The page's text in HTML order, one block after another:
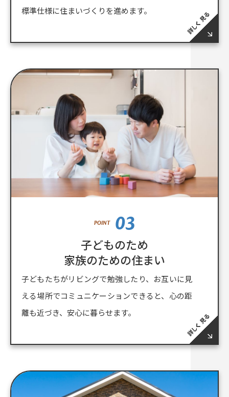
標準仕様に住まいづくりを進めます。
POINT 03
子どものため
家族のための住まい
子どもたちがリビングで勉強したり、お互いに見
える場所でコミュニケーションできると、心の距
離も近づき、安心に暮らせます。